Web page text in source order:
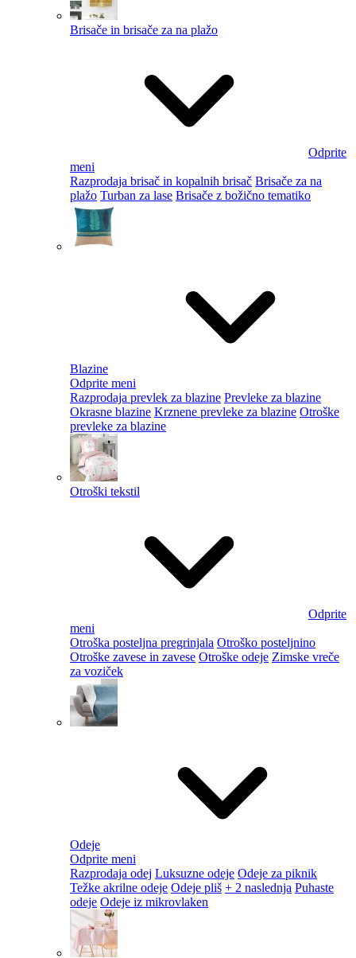
Brisače in brisače za na plažo
Odprite
meni
Razprodaja brisač in kopalnih brisač Brisače za na
plažo Turban za lase Brisače z božično tematiko
Blazine
Odprite meni
Razprodaja prevlek za blazine Prevleke za blazine
Okrasne blazine Krznene prevleke za blazine Otroške
prevleke za blazine
Otroški tekstil
Odprite
meni
Otroška posteljna pregrinjala Otroško posteljnino
Otroške zavese in zavese Otroške odeje Zimske vreče
za voziček
Odeje
Odprite meni
Razprodaja odej Luksuzne odeje Odeje za piknik
Težke akrilne odeje Odeje pliš + 2 naslednja Puhaste
odeje Odeje iz mikrovlaken